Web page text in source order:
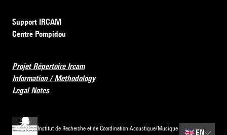
Support IRCAM
Centre Pompidou
Projet Répertoire Ircam
Information / Methodology
Legal Notes
Institut de Recherche et de Coordination Acoustique/Musique
🇬🇧 EN